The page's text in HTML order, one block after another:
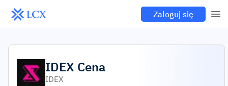
Zaloguj się
IDEX Cena
IDEX